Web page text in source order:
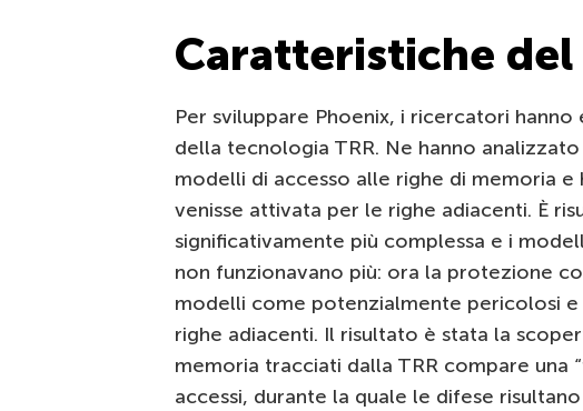
Caratteristiche
Per sviluppare Phoenix, i ricercatori
della tecnologia TRR. Ne hanno
modelli di accesso alle righe di memoria
venisse attivata per le righe adiacenti. È
significativamente più complessa e i
non funzionavano più: ora la protezione
modelli come potenzialmente pericolosi
righe adiacenti. Il risultato è stata la
memoria tracciati dalla TRR compare una
accessi, durante la quale le difese